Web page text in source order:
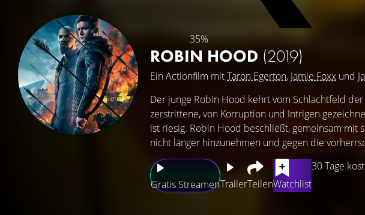
35%
ROBIN HOOD (2019)
Ein Actionfilm mitTaron Egerton, Jamie Foxx und
Gratis StreamenTrailerTeilenWatchlist
30 Tage
Der junge Robin Hood kehrt vom Schlachtfeld
zerstrittene, von Korruption und Intrigen
ist riesig. Robin Hood beschließt, gemeinsam mit
nicht länger hinzunehmen und gegen die